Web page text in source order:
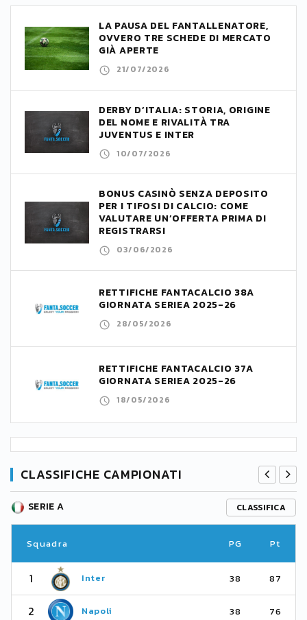
LA PAUSA DEL FANTALLENATORE,
OVVERO TRE SCHEDE DI MERCATO
GIÀ APERTE
21/07/2026
DERBY D’ITALIA: STORIA, ORIGINE
DEL NOME E RIVALITÀ TRA
JUVENTUS E INTER
10/07/2026
BONUS CASINÒ SENZA DEPOSITO
PER I TIFOSI DI CALCIO: COME
VALUTARE UN’OFFERTA PRIMA DI
REGISTRARSI
03/06/2026
RETTIFICHE FANTACALCIO 38A
GIORNATA SERIEA 2025-26
28/05/2026
RETTIFICHE FANTACALCIO 37A
GIORNATA SERIEA 2025-26
18/05/2026
CLASSIFICHE CAMPIONATI
SERIE A CLASSIFICA
Squadra PG Pt
1 Inter 38 87
2 Napoli 38 76